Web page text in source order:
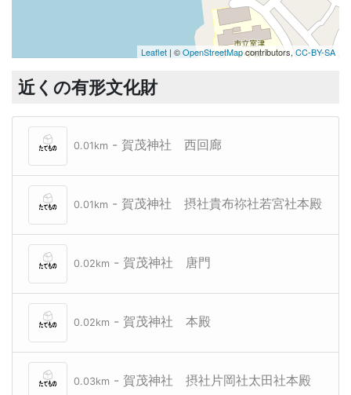
Leaflet | ©OpenStreetMapcontributors, CC-BY-SA
近くの有形文化財
0.01km - 賀茂神社 西回廊
0.01km - 賀茂神社 摂社貴布祢社若宮社本殿
0.02km - 賀茂神社 唐門
0.02km - 賀茂神社 本殿
0.03km - 賀茂神社 摂社片岡社太田社本殿